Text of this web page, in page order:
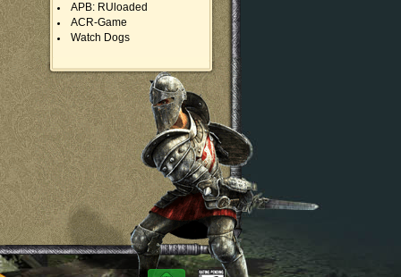
APB: RUloaded
ACR-Game
Watch Dogs